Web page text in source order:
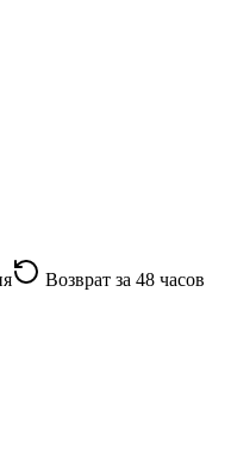
Возврат за 48 часов